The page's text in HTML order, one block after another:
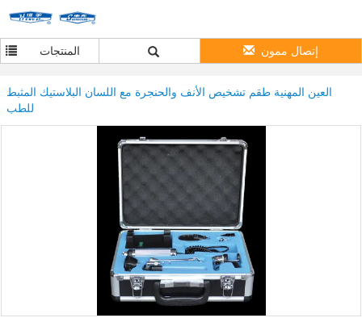
المنتجات إتصال ممون
العين المهنية طقم تشخيص الأنف والحنجرة مع اللسان البلاستيك المثبط
للطب